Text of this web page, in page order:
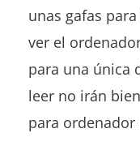
unas gafas
ver el
para una única
leer no irán
para ordenador